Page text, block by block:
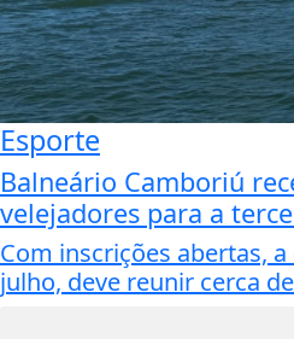
Esporte
Balneário Camboriú
velejadores para a
Com inscrições abertas,
julho, deve reunir cerca